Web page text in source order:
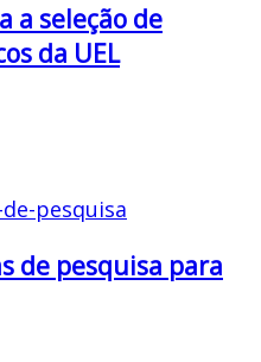
a seleção de
da UEL
de pesquisa para